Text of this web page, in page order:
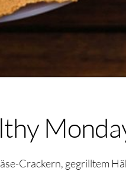
Crackern, gegrilltem